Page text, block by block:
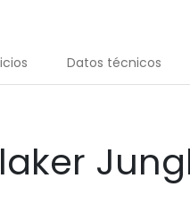
Datos técnicos